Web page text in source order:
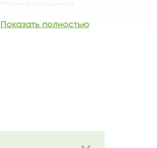
Группа ароматов
Средние ноты
Показать полностью